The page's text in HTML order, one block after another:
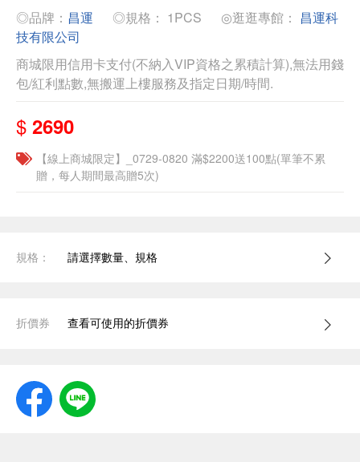
◎品牌： 昌運 ◎規格： 1PCS ◎逛逛專館： 昌運科
技有限公司
商城限用信用卡支付(不納入VIP資格之累積計算),無法用錢
包/紅利點數,無搬運上樓服務及指定日期/時間.
$ 2690
【線上商城限定】_0729-0820 滿$2200送100點(單筆不累
贈，每人期間最高贈5次)
規格： 請選擇數量、規格
折價券 查看可使用的折價券